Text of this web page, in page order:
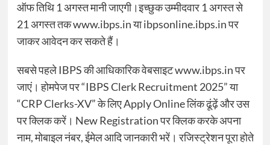
ऑफ तिथि 1 अगस्त मानी जाएगी।इच्छुक उम्मीदवार 1 अगस्त से
21 अगस्त तक www.ibps.in या ibpsonline.ibps.in पर
जाकर आवेदन कर सकते हैं।
सबसे पहले IBPS की आधिकारिक वेबसाइट www.ibps.in पर
जाएं। होमपेज पर “IBPS Clerk Recruitment 2025” या
“CRP Clerks-XV” के लिए Apply Online लिंक ढूंढ़ें और उस
पर क्लिक करें। New Registration पर क्लिक करके अपना
नाम, मोबाइल नंबर, ईमेल आदि जानकारी भरें। रजिस्ट्रेशन पूरा होते